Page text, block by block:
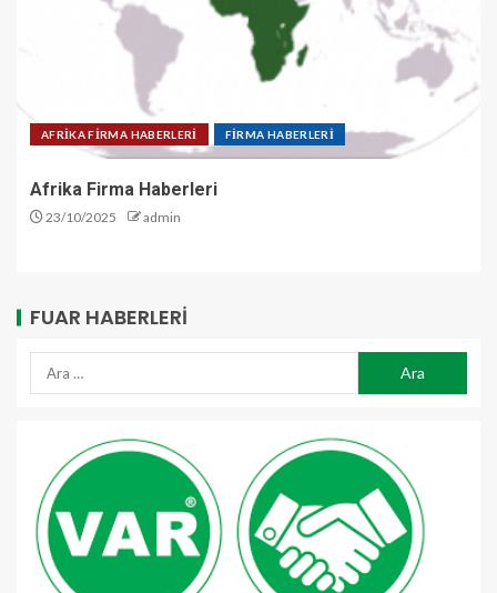
AFRİKA FİRMA HABERLERİ FİRMA HABERLERİ
Afrika Firma Haberleri
23/10/2025 admin
FUAR HABERLERI